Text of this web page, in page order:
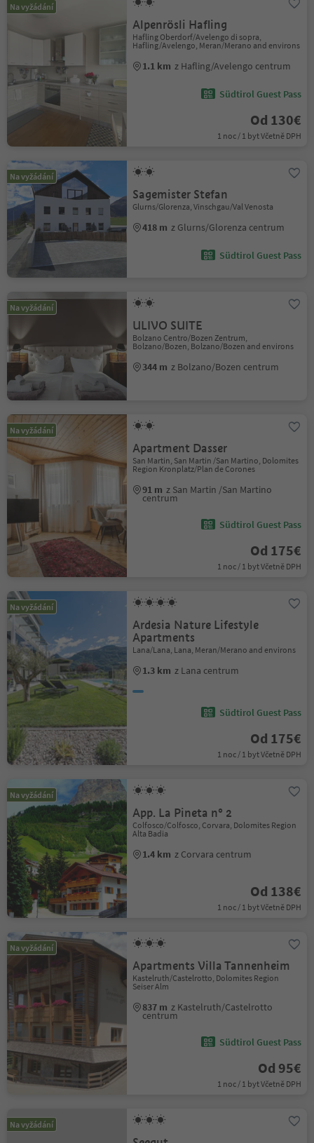
Na vyžádání
Alpenrösli Hafling
Hafling Oberdorf/Avelengo di sopra,
Hafling/Avelengo, Meran/Merano and environs
1.1 km z Hafling/Avelengo centrum
Südtirol Guest Pass
Od 130€
1 noc / 1 byt Včetně DPH
Na vyžádání
Sagemister Stefan
Glurns/Glorenza, Vinschgau/Val Venosta
418 m z Glurns/Glorenza centrum
Südtirol Guest Pass
Na vyžádání
ULIVO SUITE
Bolzano Centro/Bozen Zentrum,
Bolzano/Bozen, Bolzano/Bozen and environs
344 m z Bolzano/Bozen centrum
Na vyžádání
Apartment Dasser
San Martin, San Martin /San Martino, Dolomites
Region Kronplatz/Plan de Corones
91 m z San Martin /San Martino
centrum
Südtirol Guest Pass
Od 175€
1 noc / 1 byt Včetně DPH
Na vyžádání
Ardesia Nature Lifestyle
Apartments
Lana/Lana, Lana, Meran/Merano and environs
1.3 km z Lana centrum
Südtirol Guest Pass
Od 175€
1 noc / 1 byt Včetně DPH
Na vyžádání
App. La Pineta n° 2
Colfosco/Colfosco, Corvara, Dolomites Region
Alta Badia
1.4 km z Corvara centrum
Od 138€
1 noc / 1 byt Včetně DPH
Na vyžádání
Apartments Villa Tannenheim
Kastelruth/Castelrotto, Dolomites Region
Seiser Alm
837 m z Kastelruth/Castelrotto
centrum
Südtirol Guest Pass
Od 95€
1 noc / 1 byt Včetně DPH
Na vyžádání